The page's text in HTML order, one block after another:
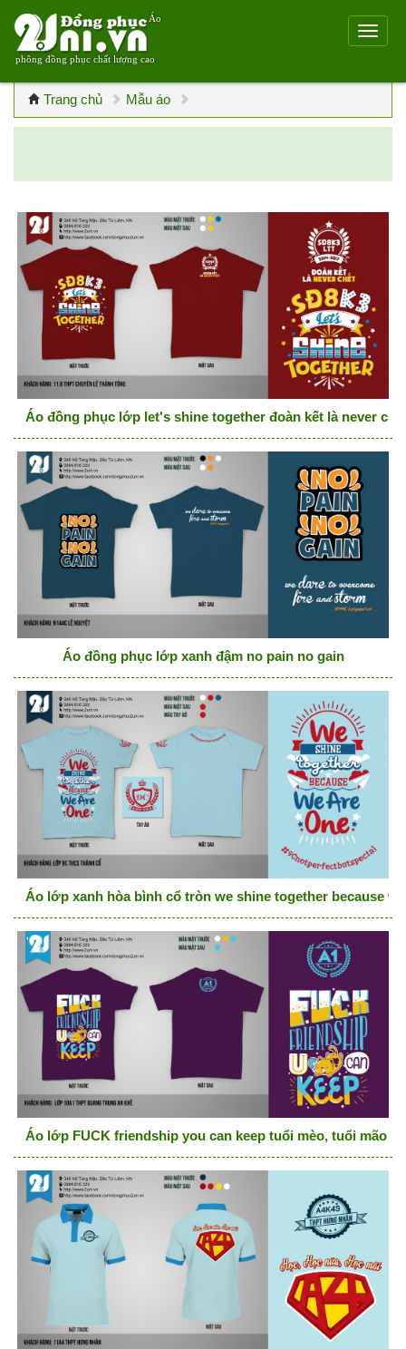
Áo
phông đồng phục chất lượng cao
Trang chủ Mẫu áo
Áo đồng phục lớp let's shine together đoàn kết là never
Áo đồng phục lớp xanh đậm no pain no gain
Áo lớp xanh hòa bình cổ tròn we shine together because
Áo lớp FUCK friendship you can keep tuổi mèo, tuổi mão